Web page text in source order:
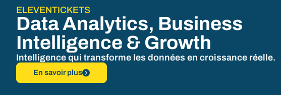
ELEVENTICKETS
Data Analytics, Business
Intelligence & Growth
Intelligence qui transforme les données en croissance réelle.
En savoir plus